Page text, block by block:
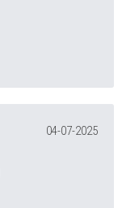
04-07-2025